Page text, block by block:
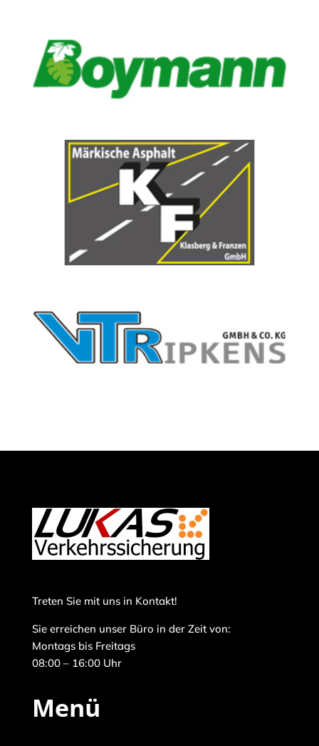
Treten Sie mit uns in Kontakt!
Sie erreichen unser Büro in der Zeit von:
Montags bis Freitags
08:00 – 16:00 Uhr
Menü